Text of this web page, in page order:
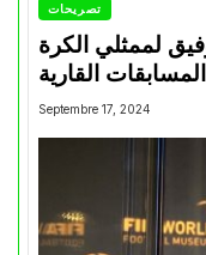
تصريحات
لممثلي الكرة
Septembre 17, 2024